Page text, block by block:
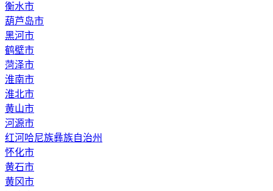
衡水市
葫芦岛市
黑河市
鹤壁市
菏泽市
淮南市
淮北市
黄山市
河源市
红河哈尼族彝族自治州
怀化市
黄石市
黄冈市